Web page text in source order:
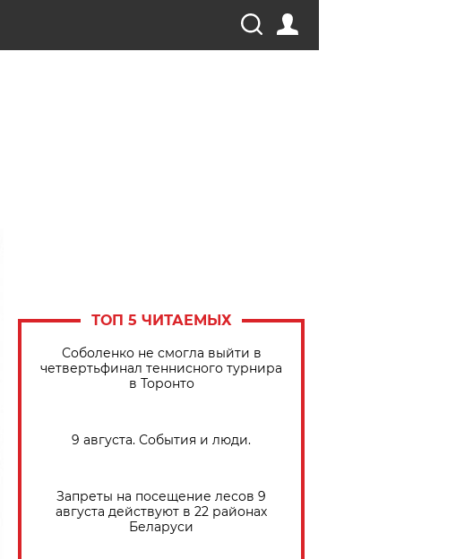
ТОП 5 ЧИТАЕМЫХ
Соболенко не смогла выйти в
четвертьфинал теннисного турнира
в Торонто
9 августа. События и люди.
Запреты на посещение лесов 9
августа действуют в 22 районах
Беларуси